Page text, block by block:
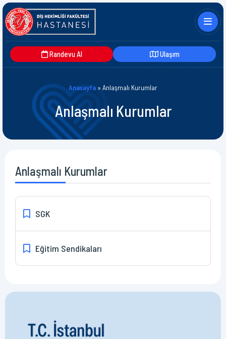
Randevu Al Ulaşım
Anasayfa » Anlaşmalı Kurumlar
Anlaşmalı Kurumlar
Anlaşmalı Kurumlar
SGK
Eğitim Sendikaları